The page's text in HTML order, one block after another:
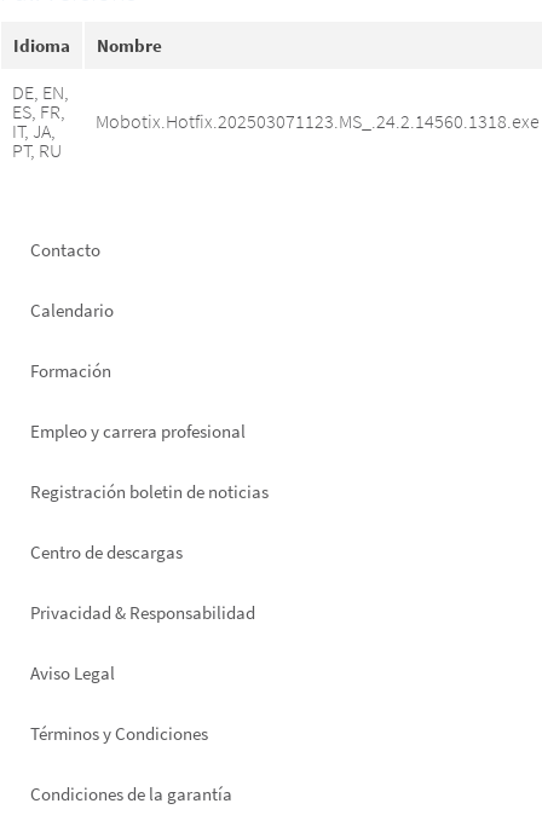
Idioma Nombre
DE, EN,
ES, FR,
IT, JA,
PT, RU
Mobotix.Hotfix.202503071123.MS_.24.2.14560.1318.exe
Footer
Contacto
Calendario
Formación
Empleo y carrera profesional
Registración boletin de noticias
Footer
Centro de descargas
Privacidad & Responsabilidad
Aviso Legal
Términos y Condiciones
Condiciones de la garantía